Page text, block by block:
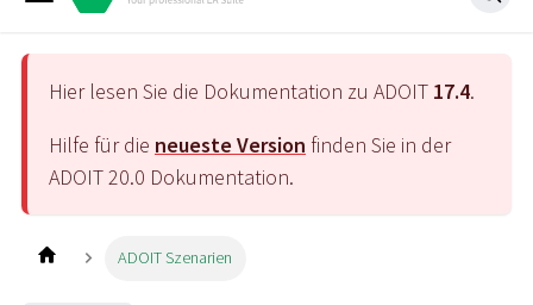
Hier lesen Sie die Dokumentation zu ADOIT 17.4.
Hilfe für die neueste Version finden Sie in der
ADOIT20.0 Dokumentation.
ADOIT Szenarien